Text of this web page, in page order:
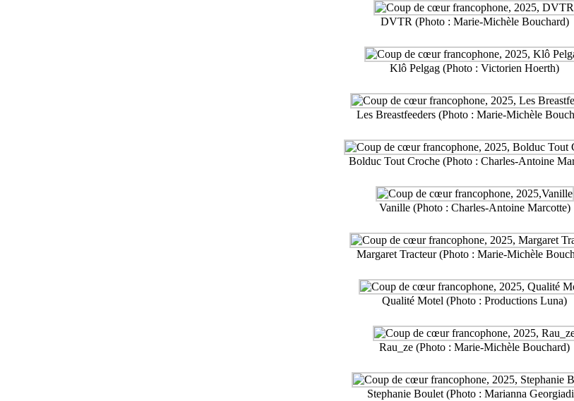
DVTR (Photo : Marie-Michèle Bouchard)
Klô Pelgag (Photo : Victorien Hoerth)
Les Breastfeeders (Photo : Marie-Michèle
Bolduc Tout Croche (Photo : Charles-Antoine
Vanille (Photo : Charles-Antoine Marcotte)
Margaret Tracteur (Photo : Marie-Michèle
Qualité Motel (Photo : Productions Luna)
Rau_ze (Photo : Marie-Michèle Bouchard)
Stephanie Boulet (Photo : Marianna